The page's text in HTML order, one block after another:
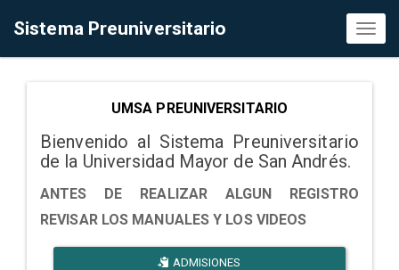
Sistema Preuniversitario
UMSA PREUNIVERSITARIO
Bienvenido al Sistema Preuniversitario
de la Universidad Mayor de San Andrés.
ANTES DE REALIZAR ALGUN REGISTRO
REVISAR LOS MANUALES Y LOS VIDEOS
ADMISIONES